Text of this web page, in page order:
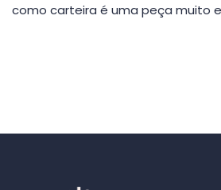
como carteira é uma peça muito